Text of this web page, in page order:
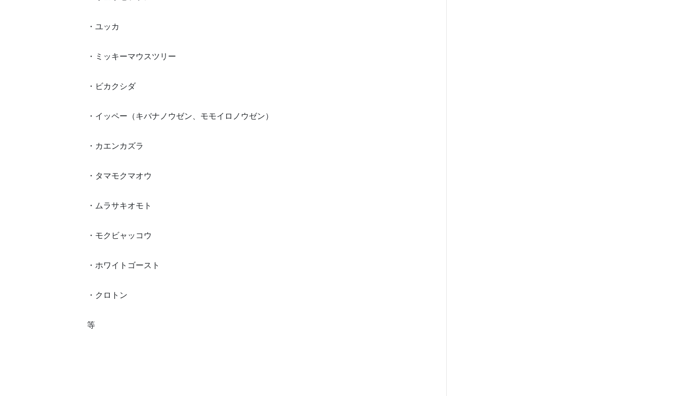
・ユッカ
・ミッキーマウスツリー
・ビカクシダ
・イッペー（キバナノウゼン、モモイロノウゼン）
・カエンカズラ
・タマモクマオウ
・ムラサキオモト
・モクビャッコウ
・ホワイトゴースト
・クロトン
等